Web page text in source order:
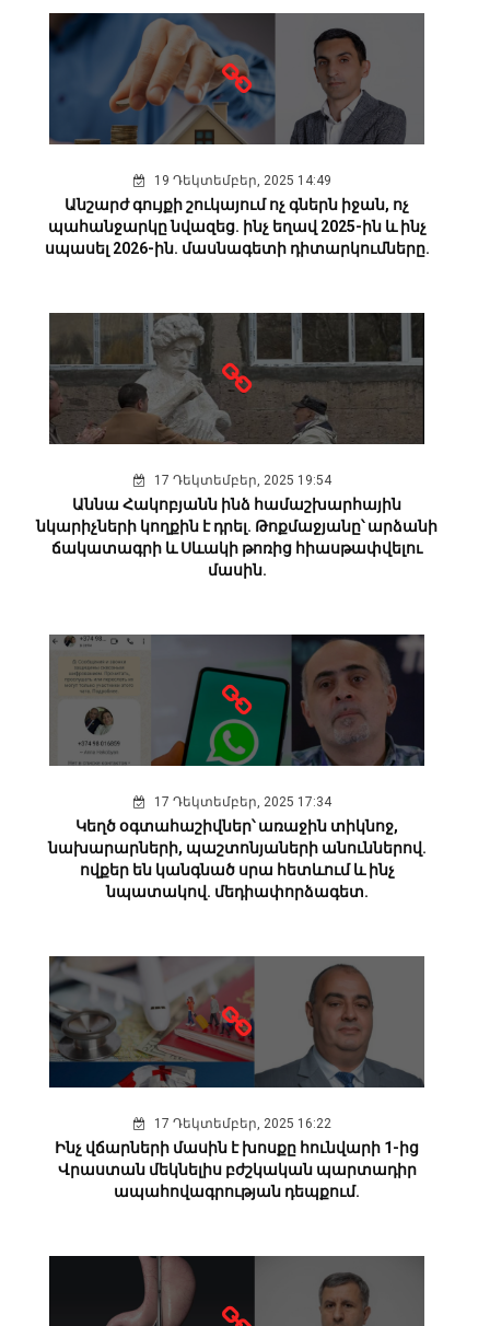
19 Դեկտեմբեր, 2025 14:49
Անշարժ գույքի շուկայում ոչ գներն իջան, ոչ
պահանջարկը նվազեց. ինչ եղավ 2025-ին և ինչ
սպասել 2026-ին. մասնագետի դիտարկումները.
17 Դեկտեմբեր, 2025 19:54
Աննա Հակոբյանն ինձ համաշխարհային
նկարիչների կողքին է դրել. Թոքմաջյանը՝ արձանի
ճակատագրի և Սևակի թոռից հիասթափվելու
մասին.
17 Դեկտեմբեր, 2025 17:34
Կեղծ օգտահաշիվներ՝ առաջին տիկնոջ,
նախարարների, պաշտոնյաների անուններով.
ովքեր են կանգնած սրա հետևում և ինչ
նպատակով. մեդիափորձագետ.
17 Դեկտեմբեր, 2025 16:22
Ինչ վճարների մասին է խոսքը հունվարի 1-ից
Վրաստան մեկնելիս բժշկական պարտադիր
ապահովագրության դեպքում.